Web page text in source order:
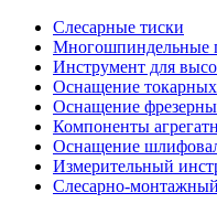
Слесарные тиски
Многошпиндельные
Инструмент для
Оснащение токарных
Оснащение
Компоненты
Оснащение
Измерительный
Слесарно-